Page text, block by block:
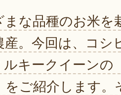
な品種のお米を
産。今回は、コシ
ルキークイーンの
をご紹介します。